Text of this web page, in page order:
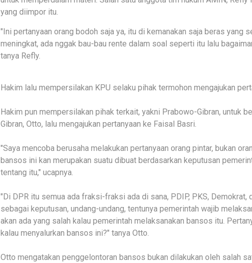
yang diimpor itu.
"Ini pertanyaan orang bodoh saja ya, itu di kemanakan saja beras yang
meningkat, ada nggak bau-bau rente dalam soal seperti itu lalu
tanya Refly.
Hakim lalu mempersilakan KPU selaku pihak termohon mengajukan
Hakim pun mempersilakan pihak terkait, yakni Prabowo-Gibran, untuk
Gibran, Otto, lalu mengajukan pertanyaan ke Faisal Basri.
"Saya mencoba berusaha melakukan pertanyaan orang pintar, bukan
bansos ini kan merupakan suatu dibuat berdasarkan keputusan
tentang itu," ucapnya.
"Di DPR itu semua ada fraksi-fraksi ada di sana, PDIP, PKS, Demokrat,
sebagai keputusan, undang-undang, tentunya pemerintah wajib
akan ada yang salah kalau pemerintah melaksanakan bansos itu.
kalau menyalurkan bansos ini?" tanya Otto.
Otto mengatakan penggelontoran bansos bukan dilakukan oleh salah